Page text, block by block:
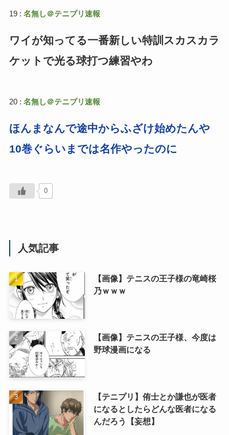
19 : 名無し＠テニプリ速報
ワイが知ってる一番新しい特訓スカスカラ
ケットで光る球打つ練習やわ
20 : 名無し＠テニプリ速報
ほんまなんで途中からふざけ始めたんや
10巻ぐらいまでは名作やったのに
0
人気記事
【画像】テニスの王子様の竜崎桜
乃ｗｗｗ
【画像】テニスの王子様、今度は
野球漫画になる
【テニプリ】侑士とか謙也が医者
になるとしたらどんな医者になる
んだろう【妄想】